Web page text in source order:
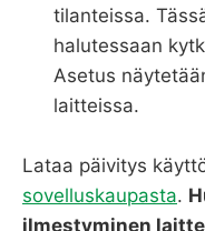
tilanteissa.
halutessaan
Asetus
laitteissa.
Lataa päivitys
sovelluskaupasta.
ilmestyminen